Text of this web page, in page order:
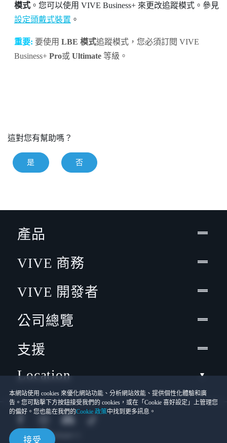
模式。您可以使用 VIVE Business+來更改追蹤模式。參見
設定頭戴式裝置 。
重要: 要使用 LBE 模式追蹤模式，您必須訂閱 VIVE
Business+ Pro或 Ultimate等級。
這對您有幫助嗎？
是 否
本網站使用 cookies 來優化網站功能、分析網站效能、提供個性化體驗和廣
告。您可點擊下方按鈕接受我們的 cookies，或在「Cookie 喜好設定」上管理您
的偏好。您也能在我們的Cookie 政策中找到更多訊息。
接受
產品
VIVE 商務
VIVE 開發者
公司總覽
支援
Location